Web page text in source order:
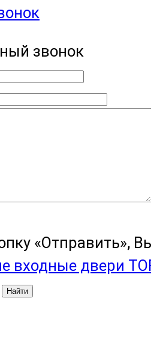
звонок
«Отправить»,
Найти